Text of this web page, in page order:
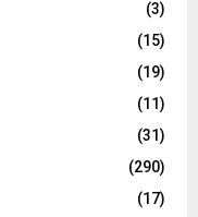
(3)
(15)
(19)
(11)
(31)
(290)
(17)